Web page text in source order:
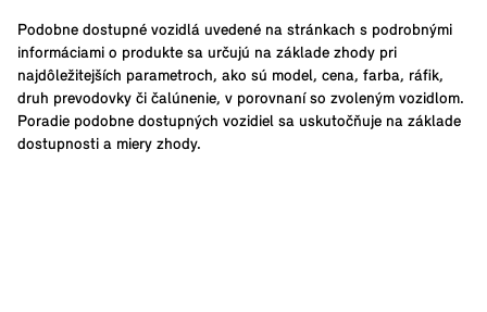
Podobne dostupné vozidlá uvedené na stránkach s podrobnými
informáciami o produkte sa určujú na základe zhody pri
najdôležitejších parametroch, ako sú model, cena, farba, ráfik,
druh prevodovky či čalúnenie, v porovnaní so zvoleným vozidlom.
Poradie podobne dostupných vozidiel sa uskutočňuje na základe
dostupnosti a miery zhody.